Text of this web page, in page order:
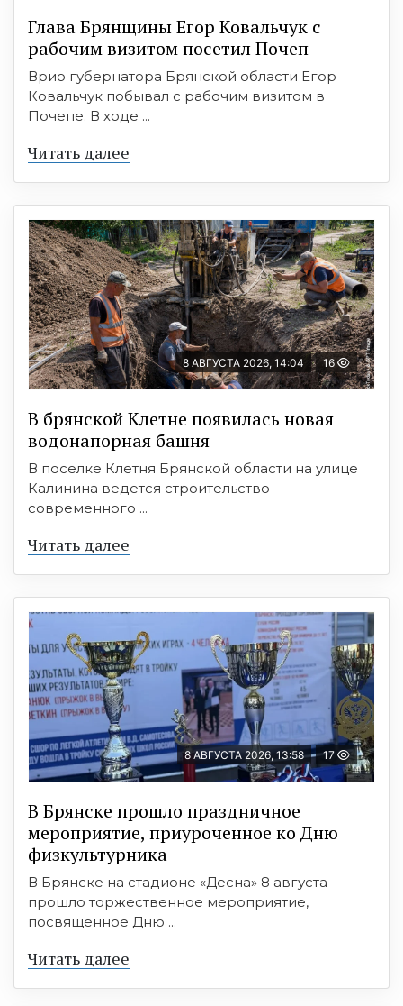
Глава Брянщины Егор Ковальчук с
рабочим визитом посетил Почеп
Врио губернатора Брянской области Егор
Ковальчук побывал с рабочим визитом в
Почепе. В ходе ...
Читать далее
8 АВГУСТА 2026, 14:04 16
В брянской Клетне появилась новая
водонапорная башня
В поселке Клетня Брянской области на улице
Калинина ведется строительство
современного ...
Читать далее
8 АВГУСТА 2026, 13:58 17
В Брянске прошло праздничное
мероприятие, приуроченное ко Дню
физкультурника
В Брянске на стадионе «Десна» 8 августа
прошло торжественное мероприятие,
посвященное Дню ...
Читать далее